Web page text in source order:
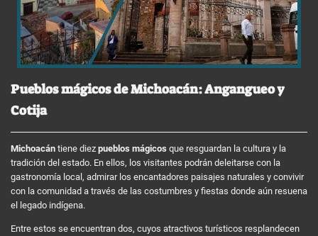
Pueblos mágicos de Michoacán: Angangueo y
Cotija
Michoacán tiene diez pueblos mágicos que resguardan la cultura y la
tradición del estado. En ellos, los visitantes podrán deleitarse con la
gastronomía local, admirar los encantadores paisajes naturales y convivir
con la comunidad a través de las costumbres y fiestas donde aún resuena
el legado indígena.
Entre estos se encuentran dos, cuyos atractivos turísticos resplandecen